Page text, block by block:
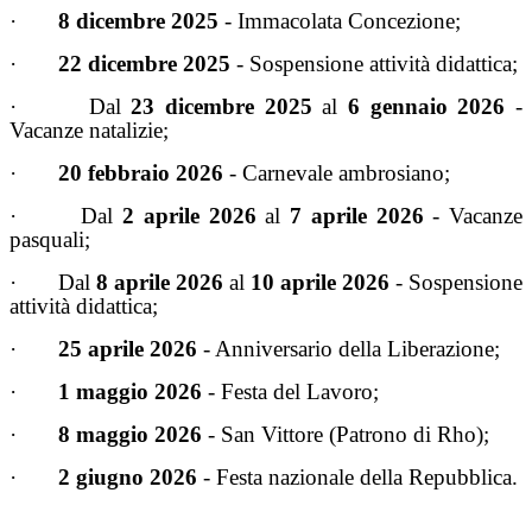
·
8 dicembre 2025 - Immacolata Concezione;
· 22 dicembre 2025 - Sospensione attività didattica;
· Dal23 dicembre 2025 al6 gennaio 2026 -
Vacanze natalizie;
· 20 febbraio 2026 - Carnevale ambrosiano;
·Dal 2 aprile 2026 al 7 aprile 2026 - Vacanze
pasquali;
· Dal 8 aprile 2026 al 10 aprile 2026 - Sospensione
attività didattica;
· 25 aprile 2026 - Anniversario della Liberazione;
· 1 maggio 2026 - Festa del Lavoro;
·
8 maggio 2026 - San Vittore (Patrono di Rho);
· 2 giugno 2026 - Festa nazionale della Repubblica.